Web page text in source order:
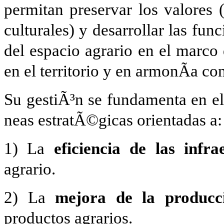
permitan preservar los valores
culturales) y desarrollar las
del espacio agrario en el
en el territorio y en armonÃ­a
Su gestiÃ³n se fundamenta en
neas estratÃ©gicas orientadas a:
1) La eficiencia de las
agrario.
2) La mejora de la
productos agrarios.